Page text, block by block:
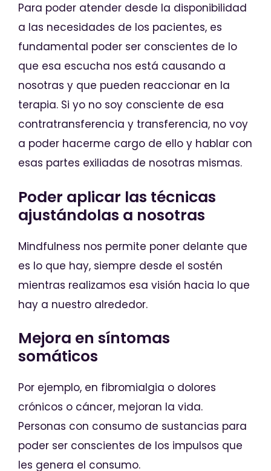
Para poder atender desde la disponibilidad
a las necesidades de los pacientes, es
fundamental poder ser conscientes de lo
que esa escucha nos está causando a
nosotras y que pueden reaccionar en la
terapia. Si yo no soy consciente de esa
contratransferencia y transferencia, no voy
a poder hacerme cargo de ello y hablar con
esas partes exiliadas de nosotras mismas.
Poder aplicar las técnicas
ajustándolas a nosotras
Mindfulness nos permite poner delante que
es lo que hay, siempre desde el sostén
mientras realizamos esa visión hacia lo que
hay a nuestro alrededor.
Mejora en síntomas
somáticos
Por ejemplo, en fibromialgia o dolores
crónicos o cáncer, mejoran la vida.
Personas con consumo de sustancias para
poder ser conscientes de los impulsos que
les genera el consumo.